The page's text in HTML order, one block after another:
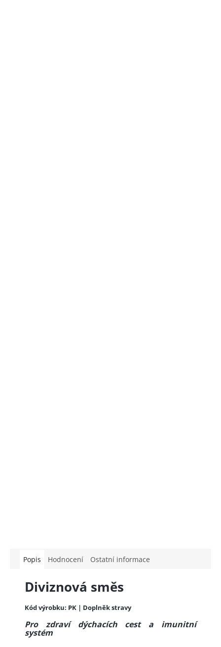
Popis Hodnocení Ostatní informace
Diviznová směs
Kód výrobku: PK | Doplněk stravy
Pro zdraví dýchacích cest a imunitní
systém